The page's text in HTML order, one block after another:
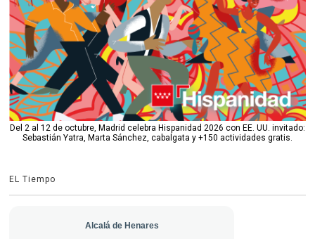
Del 2 al 12 de octubre, Madrid celebra Hispanidad 2026 con EE. UU. invitado:
Sebastián Yatra, Marta Sánchez, cabalgata y +150 actividades gratis.
EL Tiempo